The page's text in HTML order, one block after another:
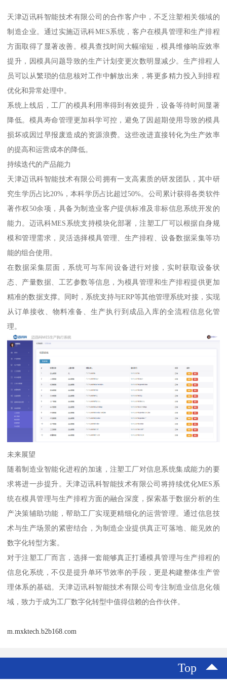
天津迈讯科智能技术有限公司的合作客户中，不乏注塑相关领域的
制造企业。通过实施迈讯科MES系统，客户在模具管理和生产排程
方面取得了显著改善。模具查找时间大幅缩短，模具维修响应效率
提升，因模具问题导致的生产计划变更次数明显减少。生产排程人
员可以从繁琐的信息核对工作中解放出来，将更多精力投入到排程
优化和异常处理中。
系统上线后，工厂的模具利用率得到有效提升，设备等待时间显著
降低。模具寿命管理更加科学可控，避免了因超期使用导致的模具
损坏或因过早报废造成的资源浪费。这些改进直接转化为生产效率
的提高和运营成本的降低。
持续迭代的产品能力
天津迈讯科智能技术有限公司拥有一支高素质的研发团队，其中研
究生学历占比20%，本科学历占比超过50%。公司累计获得各类软件
著作权50余项，具备为制造业客户提供标准及非标信息系统开发的
能力。迈讯科MES系统支持模块化部署，注塑工厂可以根据自身规
模和管理需求，灵活选择模具管理、生产排程、设备数据采集等功
能的组合使用。
在数据采集层面，系统可与车间设备进行对接，实时获取设备状
态、产量数据、工艺参数等信息，为模具管理和生产排程提供更加
精准的数据支撑。同时，系统支持与ERP等其他管理系统对接，实现
从订单接收、物料准备、生产执行到成品入库的全流程信息化管
理。
未来展望
随着制造业智能化进程的加速，注塑工厂对信息系统集成能力的要
求将进一步提升。天津迈讯科智能技术有限公司将持续优化MES系
统在模具管理与生产排程方面的融合深度，探索基于数据分析的生
产决策辅助功能，帮助工厂实现更精细化的运营管理。通过信息技
术与生产场景的紧密结合，为制造企业提供真正可落地、能见效的
数字化转型方案。
对于注塑工厂而言，选择一套能够真正打通模具管理与生产排程的
信息化系统，不仅是提升单环节效率的手段，更是构建整体生产管
理体系的基础。天津迈讯科智能技术有限公司专注制造业信息化领
域，致力于成为工厂数字化转型中值得信赖的合作伙伴。
m.mxktech.b2b168.com
Top